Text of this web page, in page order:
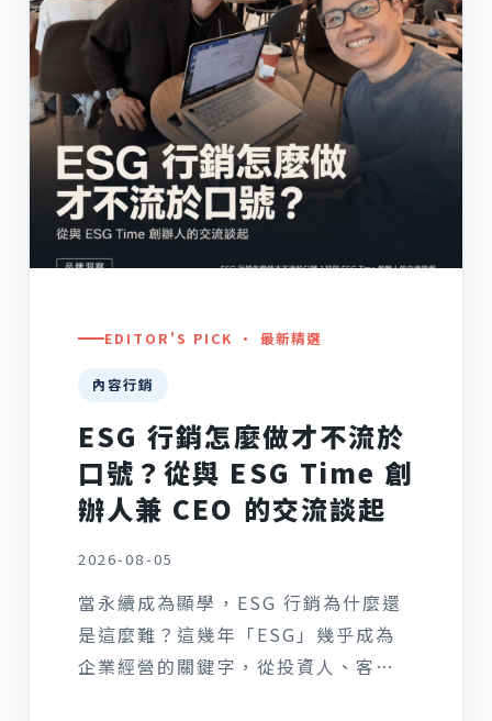
EDITOR'S PICK · 最新精選
內容行銷
ESG 行銷怎麼做才不流於
口號？從與 ESG Time 創
辦人兼 CEO 的交流談起
2026-08-05
當永續成為顯學，ESG 行銷為什麼還
是這麼難？這幾年「ESG」幾乎成為
企業經營的關鍵字，從投資人、客戶